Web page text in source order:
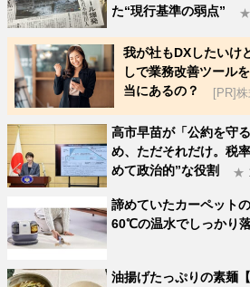
た“現行基準の弱点”
★
我が社もDXしたいけ
しで業務改善ツール
当にあるの？
[PR]
高市早苗が「公約を守
め、ただそれだけ。税
めて政治的”な役割
★ 1
諦めていたカーペット
60℃の温水でしっかり
油揚げたっぷりの素麺